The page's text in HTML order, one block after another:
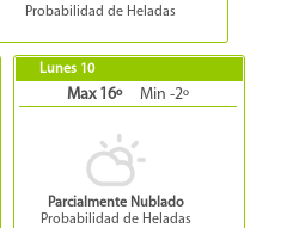
Probabilidad de Heladas
Lunes 10
Max 16º Min -2º
Parcialmente Nublado
Probabilidad de Heladas